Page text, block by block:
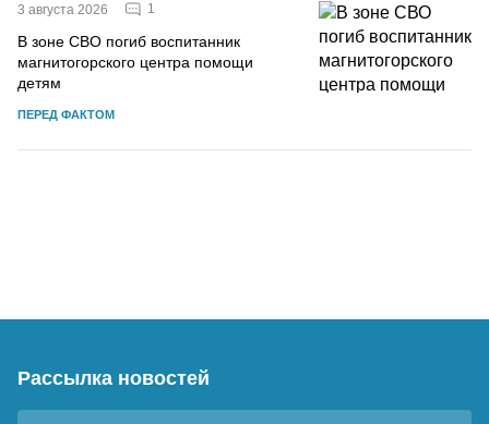
3 августа 2026 1
В зоне СВО погиб воспитанник
магнитогорского центра помощи
детям
ПЕРЕД ФАКТОМ
Рассылка новостей